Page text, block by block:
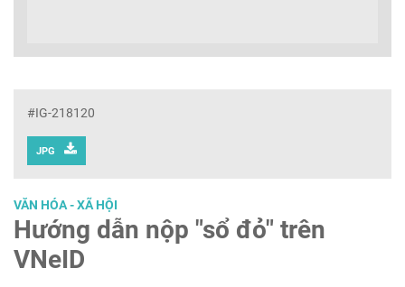
#IG-218120
JPG
VĂN HÓA - XÃ HỘI
Hướng dẫn nộp "sổ đỏ" trên
VNeID